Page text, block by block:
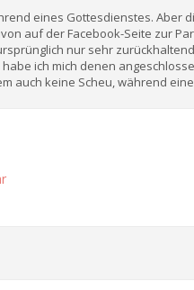
eines Gottesdienstes. Aber
auf der Facebook-Seite zur
nur sehr
ich mich denen
auch keine Scheu, während